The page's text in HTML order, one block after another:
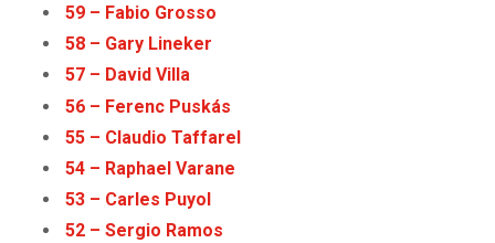
59 – Fabio Grosso
58 – Gary Lineker
57 – David Villa
56 – Ferenc Puskás
55 – Claudio Taffarel
54 – Raphael Varane
53 – Carles Puyol
52 – Sergio Ramos